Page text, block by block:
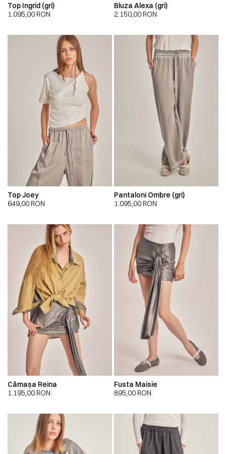
Top Ingrid (gri)
1.095,00 RON
Bluza Alexa (gri)
2.150,00 RON
Top Joey
649,00 RON
Pantaloni Ombre (gri)
1.095,00 RON
Cămașa Reina
1.195,00 RON
Fusta Maisie
895,00 RON